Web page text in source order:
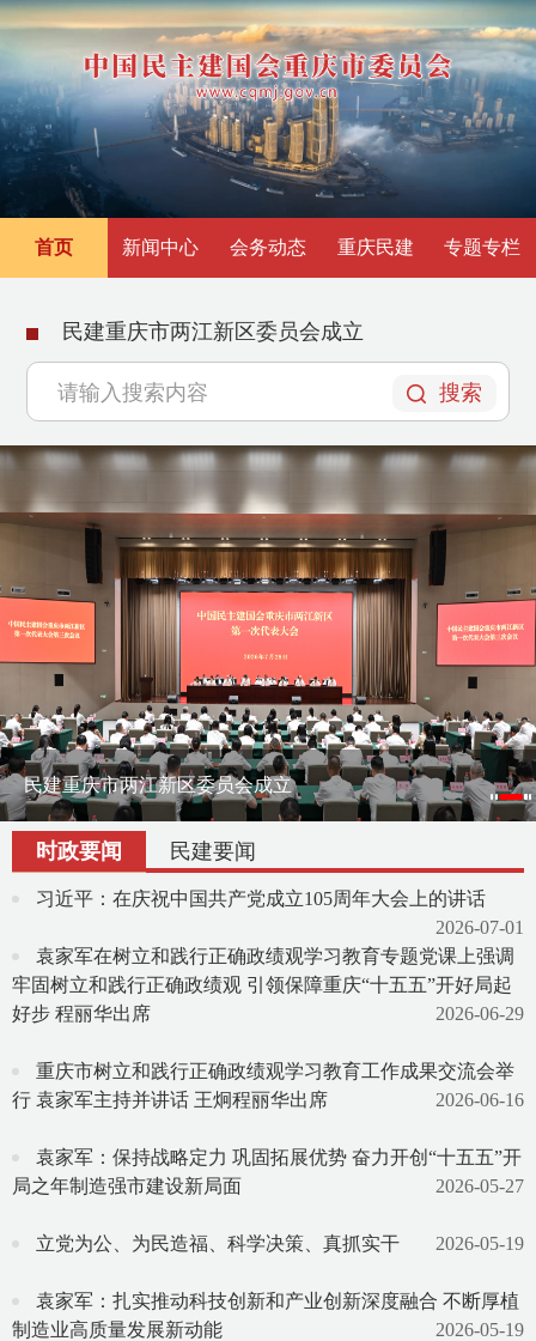
首页 新闻中心 会务动态 重庆民建 专题专栏
民建重庆市两江新区委员会成立
搜索
刘伟率课题组赴宁夏调研地方组织会员发展
渝滇民建书画院在昆明举办交流笔会
刘伟赴云南作会史宣讲报告
民建重庆市两江新区委员会成立
时政要闻 民建要闻
习近平：在庆祝中国共产党成立105周年大会上的讲话
2026-07-01
袁家军在树立和践行正确政绩观学习教育专题党课上强调
牢固树立和践行正确政绩观 引领保障重庆“十五五”开好局起
好步 程丽华出席
2026-06-29
重庆市树立和践行正确政绩观学习教育工作成果交流会举
行 袁家军主持并讲话 王炯程丽华出席
2026-06-16
袁家军：保持战略定力 巩固拓展优势 奋力开创“十五五”开
局之年制造强市建设新局面
2026-05-27
立党为公、为民造福、科学决策、真抓实干 2026-05-19
袁家军：扎实推动科技创新和产业创新深度融合 不断厚植
制造业高质量发展新动能
2026-05-19